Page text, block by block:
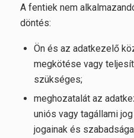
A fentiek nem
döntés:
Ön és az adatkezelő
megkötése vagy
szükséges;
meghozatalát az
uniós vagy tagállami
jogainak és